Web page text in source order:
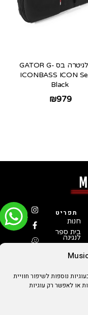
נוספות לשיפור חוויית
או לאפשר רק עוגיות
תיק לגיטרה בס GATOR G-
ICONBASS ICON
Black
₪979
תפריט
חנות
בית ספר
לנגינה
לבחירת
גיטרה
לגיטרות
על ידי
טכנאי